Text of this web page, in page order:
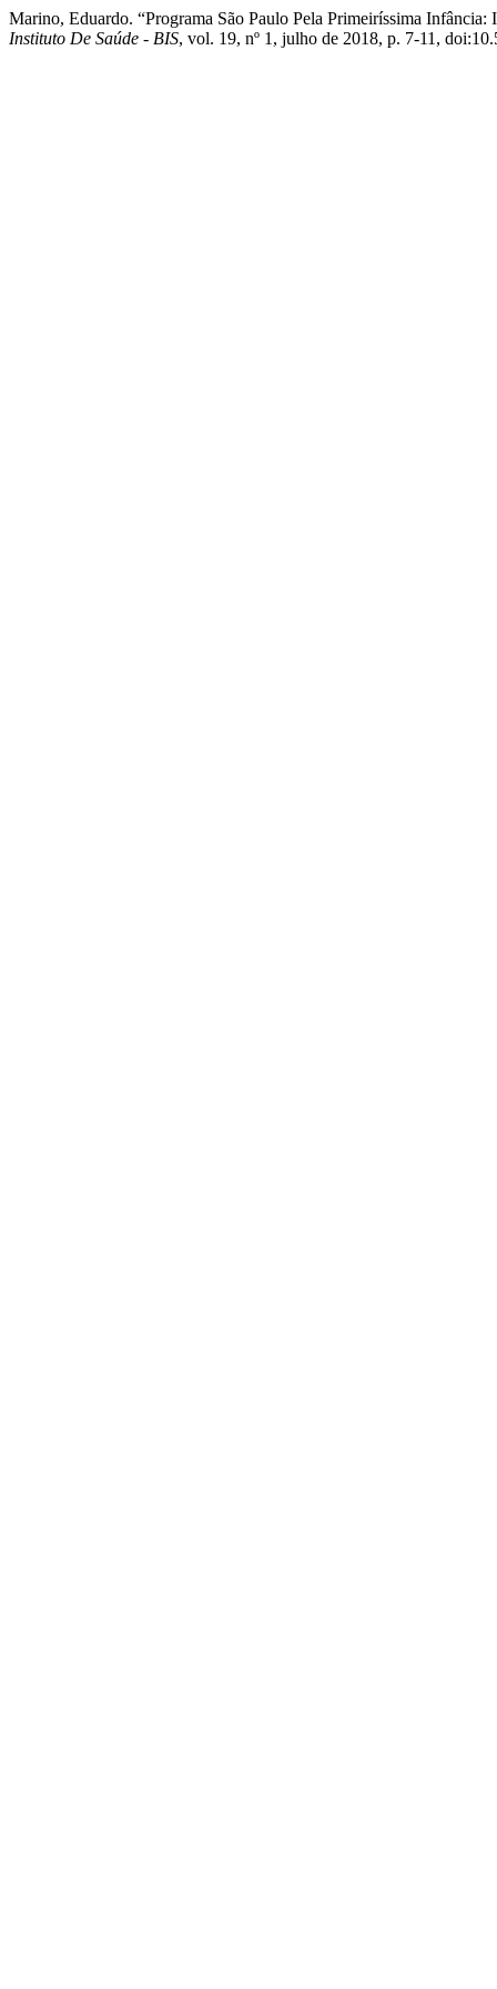
Marino, Eduardo. “Programa São Paulo Pela Primeiríssima
Instituto De Saúde - BIS, vol. 19, nº 1, julho de 2018, p. 7-11,